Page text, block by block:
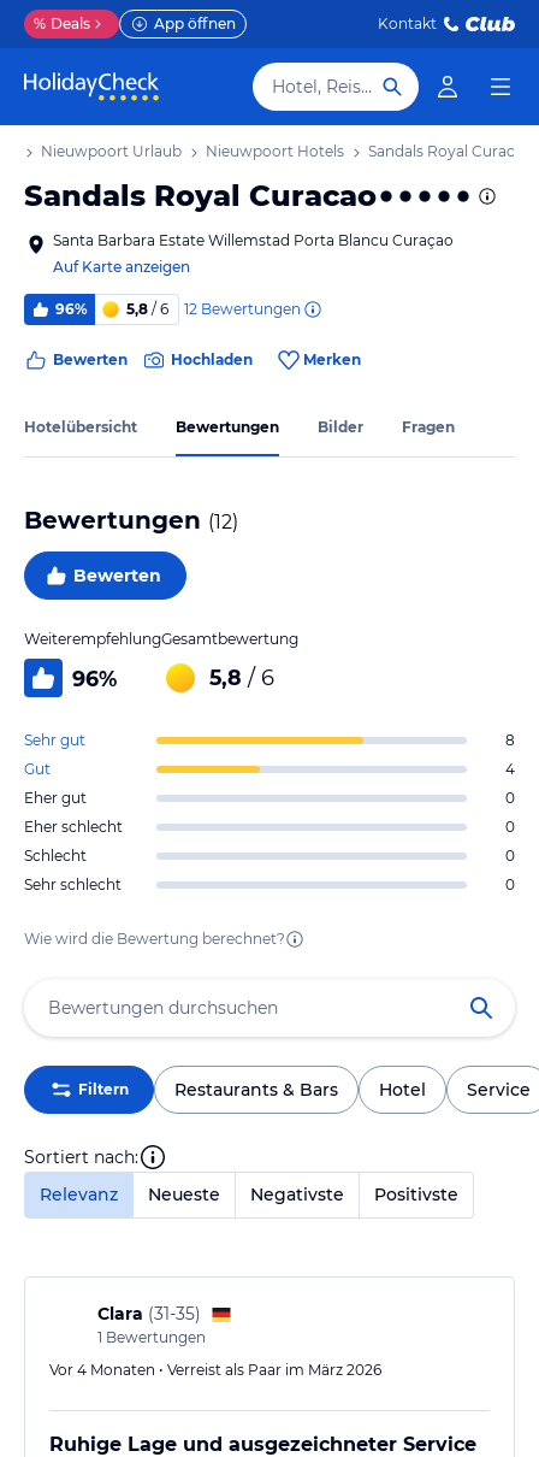
% Deals App öffnen Kontakt
Hotel, Reiseziel
Nieuwpoort Urlaub Nieuwpoort Hotels Sandals Royal Curacao
Sandals Royal Curacao
Santa Barbara Estate Willemstad Porta Blancu Curaçao
Auf Karte anzeigen
96% 5,8 / 6 12 Bewertungen
Bewerten Hochladen Merken
Hotelübersicht Bewertungen Bilder Fragen
Bewertungen (12)
Bewerten
Weiterempfehlung
96%
Gesamtbewertung
5,8 / 6
Sehr gut
8
Gut
4
Eher gut
0
Eher schlecht
0
Schlecht
0
Sehr schlecht
0
Wie wird die Bewertung berechnet?
Filtern Restaurants & Bars Hotel Service
Sortiert nach:
Relevanz
Neueste Negativste Positivste
Clara (31-35)
1 Bewertungen
Vor 4 Monaten • Verreist als Paar im März 2026
Ruhige Lage und ausgezeichneter Service